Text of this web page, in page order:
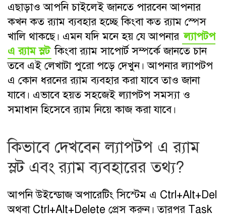
এছাড়াও আপনি চাইলেই জানতে পারবেন আপনার
কখন কত র‍্যাম ব্যবহার হচ্ছে কিংবা কত র‍্যাম স্পেস
খালি থাকছে। এমন যদি মনে হয় যে আপনার ল্যাপটপ
এ র‍্যাম স্লট কিংবা র‍্যাম সাপোর্ট সম্পর্কে জানতে চান
তবে এই লেখাটা পুরো পড়ে দেখুন। আপনার ল্যাপটপ
এ কোন ধরনের র‍্যাম ব্যবহার করা যাবে তাও জানা
যাবে। এভাবে হয়ত সহজেই ল্যাপটপ সমস্যা ও
সমাধান হিসেবে র‍্যাম নিয়ে কাজ করা যাবে।
কিভাবে দেখবেন ল্যাপটপ এ র‍্যাম
স্লট এবং র‍্যাম ব্যবহারের তথ্য?
আপনি উইন্ডোজ অপারেটিং সিস্টেম এ Ctrl+Alt+Del
অথবা Ctrl+Alt+Delete প্রেস করুন। তারপর Task